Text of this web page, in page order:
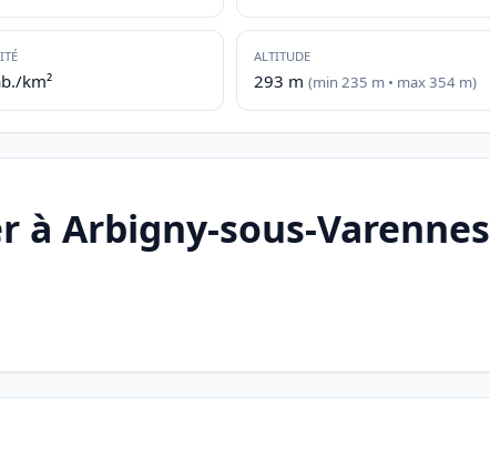
km²
ALTITUDE
293 m (min 235 m • max 354 m)
à Arbigny-sous-Varennes